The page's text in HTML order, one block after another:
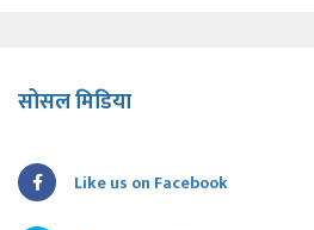
सोसल मिडिया
Like us on Facebook